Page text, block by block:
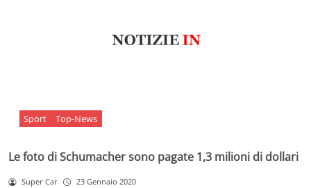
Sport Top-News
Le foto di Schumacher sono pagate 1,3 milioni di dollari
Super Car 23 Gennaio 2020